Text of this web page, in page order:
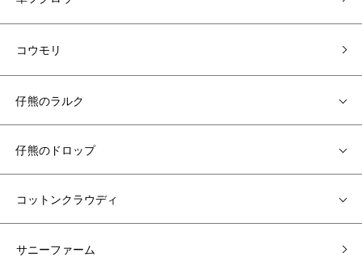
コウモリ
仔熊のラルク
仔熊のドロップ
コットンクラウディ
サニーファーム